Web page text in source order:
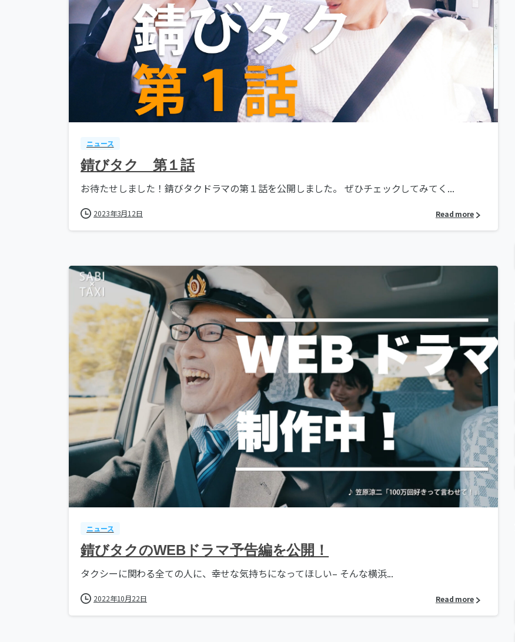
ニュース
錆びタク 第１話
お待たせしました！錆びタクドラマの第１話を公開しました。 ぜひチェックしてみてく...
2023年3月12日 Read more
ニュース
錆びタクのWEBドラマ予告編を公開！
タクシーに関わる全ての人に、幸せな気持ちになってほしい– そんな横浜...
2022年10月22日 Read more